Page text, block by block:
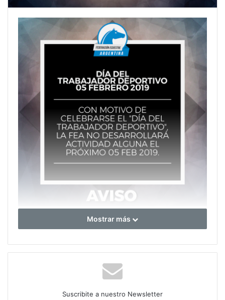
Mostrar más
Suscribite a nuestro Newsletter